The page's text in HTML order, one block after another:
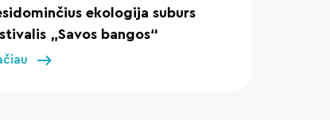
ekologija suburs
„Savos bangos“